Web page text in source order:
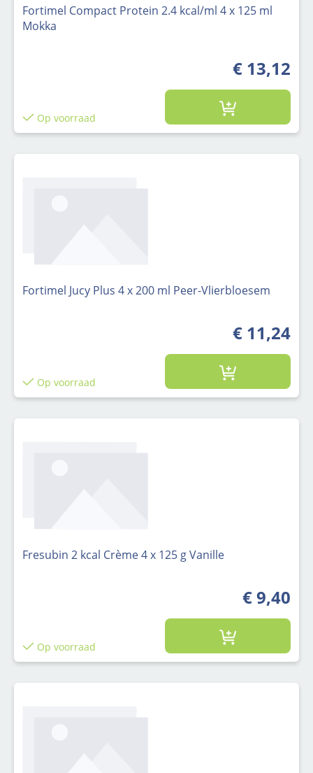
Fortimel Compact Protein 2.4 kcal/ml 4 x 125 ml
Mokka
€ 13,12
Op voorraad
Fortimel Jucy Plus 4 x 200 ml Peer-Vlierbloesem
€ 11,24
Op voorraad
Fresubin 2 kcal Crème 4 x 125 g Vanille
€ 9,40
Op voorraad